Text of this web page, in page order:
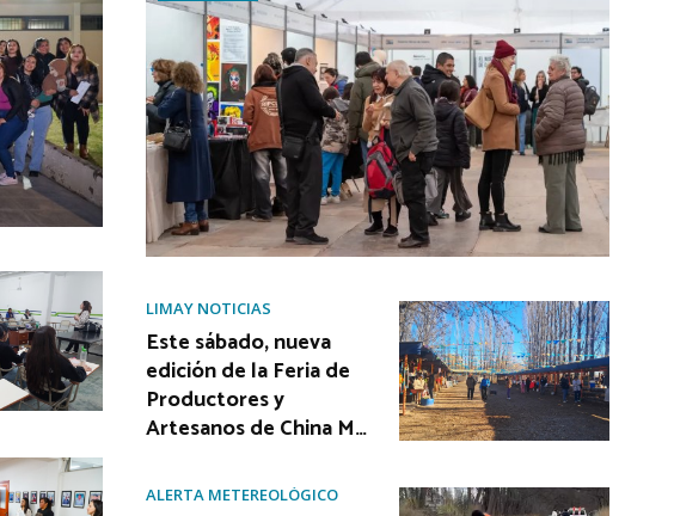
LIMAY NOTICIAS
Este sábado, nueva
edición de la Feria de
Productores y
Artesanos de China M…
ALERTA METEREOLÓGICO